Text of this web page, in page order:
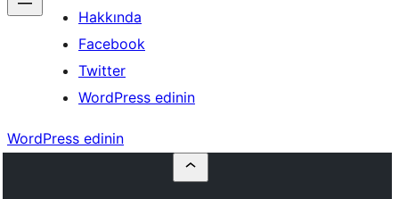
Hakkında
Facebook
Twitter
WordPress edinin
WordPress edinin